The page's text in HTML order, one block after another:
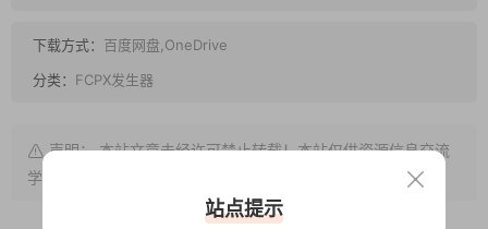
下载方式： 百度网盘,OneDrive
分类： FCPX发生器
声明： 本站文章未经许可禁止转载！本站仅供资源信息交流
学习， 版权说明
站点提示